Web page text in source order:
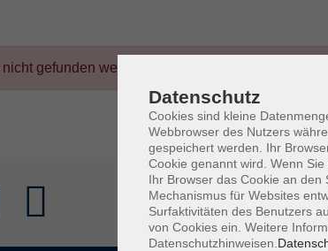
gefunden werden.
Impressum
Datenschutz
Cookies sind kleine
Webbrowser des Nutzers
gespeichert werden. Ihr
Cookie genannt wird. Wenn
Ihr Browser das Cookie an
Mechanismus für Websites
Surfaktivitäten des Benutzers
von Cookies ein. Weitere
Datenschutzhinweisen.